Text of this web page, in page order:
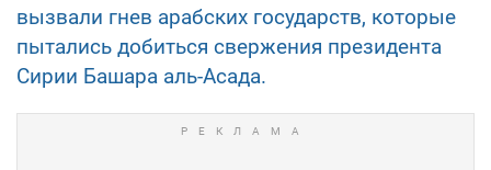
вызвали гнев арабских государств, которые
пытались добиться свержения президента
Сирии Башара аль-Асада.